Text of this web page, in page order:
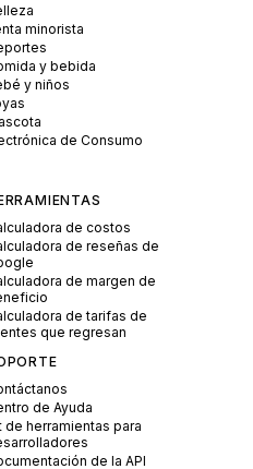
minorista
y bebida
y niños
de Consumo
de costos
de reseñas de
de margen de
de tarifas de
que regresan
de Ayuda
de herramientas para
de la API